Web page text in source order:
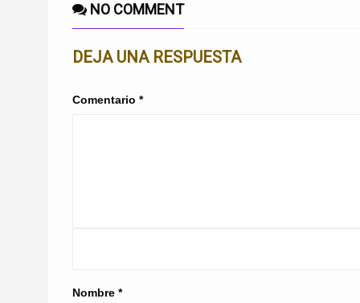
NO COMMENT
DEJA UNA RESPUESTA
Comentario *
Nombre *